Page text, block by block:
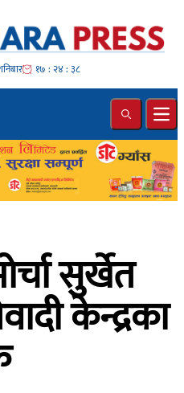
१७ : २४ : ४०
Search
सुर्खेत
केन्द्रका